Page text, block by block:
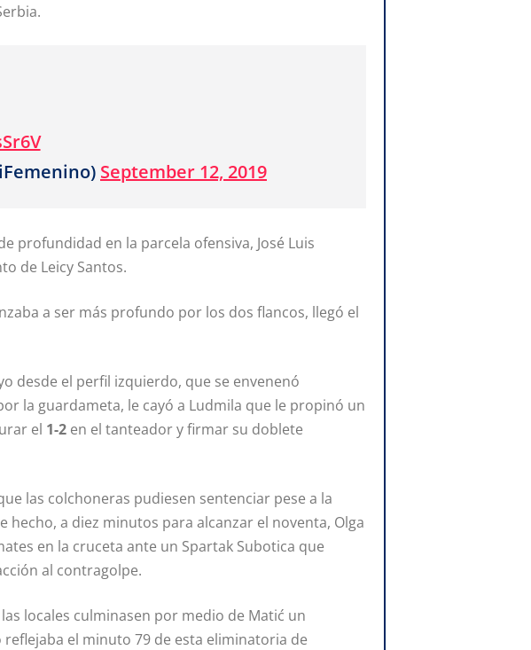
September 12, 2019
profundidad en la parcela ofensiva, José Luis
de Leicy Santos.
a ser más profundo por los dos flancos, llegó el
desde el perfil izquierdo, que se envenenó
la guardameta, le cayó a Ludmila que le propinó un
el 1-2 en el tanteador y firmar su doblete
las colchoneras pudiesen sentenciar pese a la
a diez minutos para alcanzar el noventa, Olga
en la cruceta ante un Spartak Subotica que
al contragolpe.
locales culminasen por medio de Matić un
el minuto 79 de esta eliminatoria de